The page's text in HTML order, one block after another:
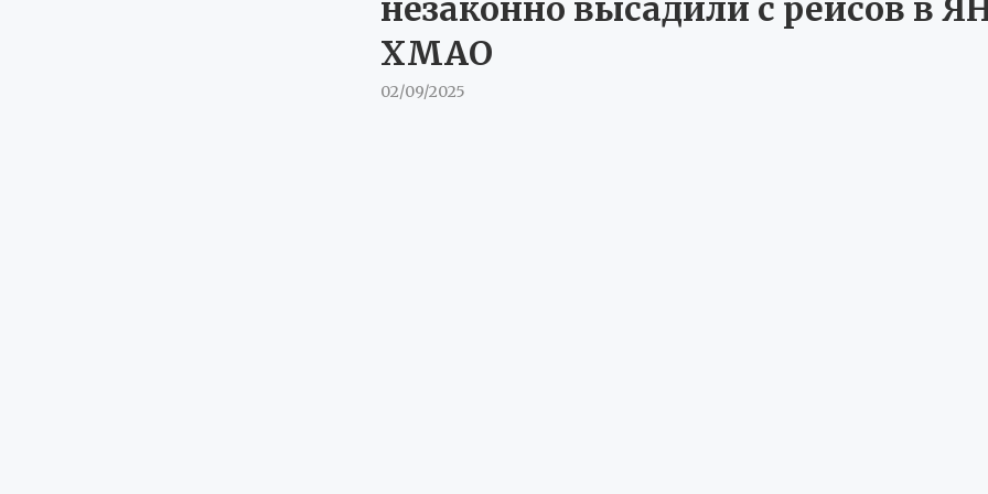
незаконно высадили с рейсов в
ХМАО
02/09/2025